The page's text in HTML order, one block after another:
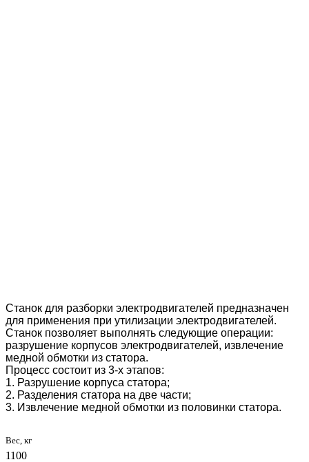
Станок для разборки электродвигателей предназначен
для применения при утилизации электродвигателей.
Станок позволяет выполнять следующие операции:
разрушение корпусов электродвигателей, извлечение
медной обмотки из статора.
Процесс состоит из 3-х этапов:
1. Разрушение корпуса статора;
2. Разделения статора на две части;
3. Извлечение медной обмотки из половинки статора.
Вес, кг
1100